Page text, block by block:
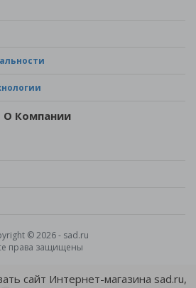
О Компании
© 2026 - sad.ru
права защищены
сайт Интернет-магазина sad.ru,